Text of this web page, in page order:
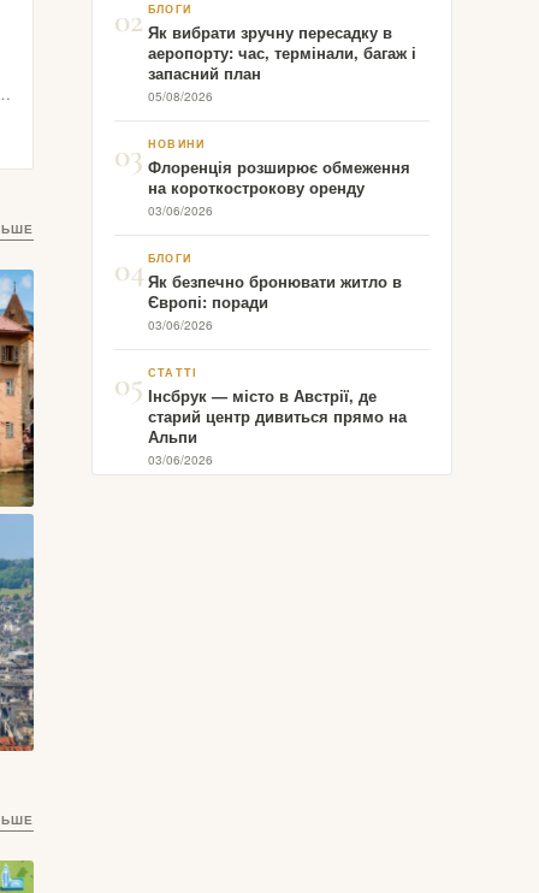
02 БЛОГИ
Як вибрати зручну пересадку в
аеропорту: час, термінали, багаж і
запасний план
05/08/2026
03 НОВИНИ
Флоренція розширює обмеження
на короткострокову оренду
03/06/2026
04 БЛОГИ
Як безпечно бронювати житло в
Європі: поради
03/06/2026
05 СТАТТІ
Інсбрук — місто в Австрії, де
старий центр дивиться прямо на
Альпи
03/06/2026